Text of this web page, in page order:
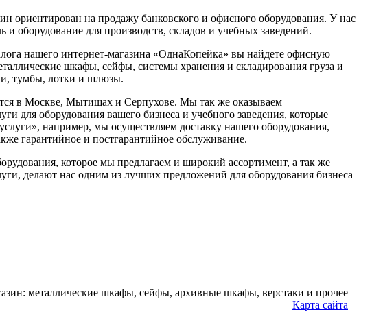
ориентирован на продажу банковского и офисного оборудования. У нас
и оборудование для производств, складов и учебных заведений.
нашего интернет-магазина «ОднаКопейка» вы найдете офисную
шкафы, сейфы, системы хранения и складирования груза и
тумбы, лотки и шлюзы.
в Москве, Мытищах и Серпухове. Мы так же оказываем
для оборудования вашего бизнеса и учебного заведения, которые
например, мы осуществляем доставку нашего оборудования,
гарантийное и постгарантийное обслуживание.
которое мы предлагаем и широкий ассортимент, а так же
делают нас одним из лучших предложений для оборудования бизнеса
металлические шкафы, сейфы, архивные шкафы, верстаки и прочее
Карта сайта